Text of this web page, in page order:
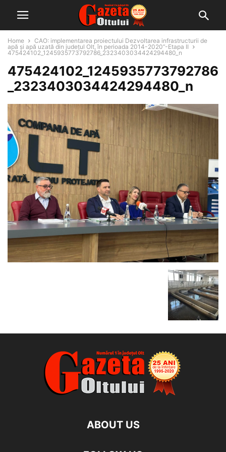
Home
CAO: implementarea proiectului Dezvoltarea infrastructurii de
apă și apă uzată din județul Olt, în perioada 2014-2020”-Etapa II
475424102_1245935773792786_2323403034424294480_n
475424102_1245935773792786
_2323403034424294480_n
ABOUT US